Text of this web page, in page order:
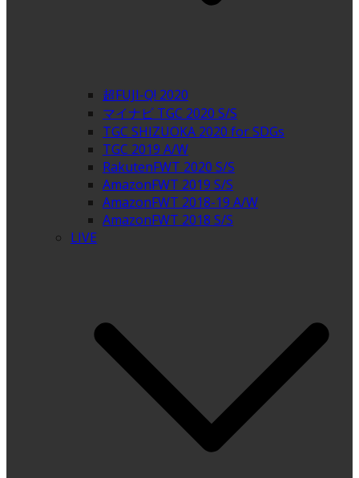
超FUJI-Q! 2020
マイナビ TGC 2020 S/S
TGC SHIZUOKA 2020 for SDGs
TGC 2019 A/W
RakutenFWT 2020 S/S
AmazonFWT 2019 S/S
AmazonFWT 2018-19 A/W
AmazonFWT 2018 S/S
LIVE